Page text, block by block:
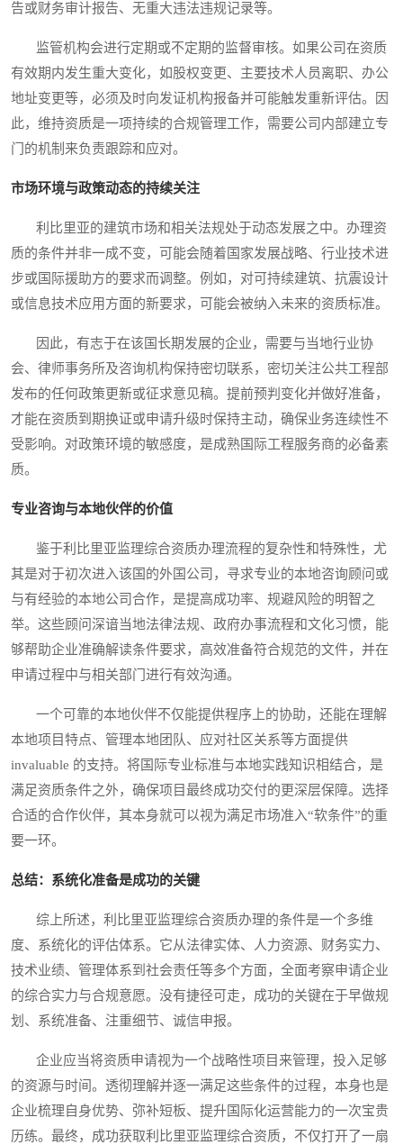
告或财务审计报告、无重大违法违规记录等。
监管机构会进行定期或不定期的监督审核。如果公司在资质
有效期内发生重大变化，如股权变更、主要技术人员离职、办公
地址变更等，必须及时向发证机构报备并可能触发重新评估。因
此，维持资质是一项持续的合规管理工作，需要公司内部建立专
门的机制来负责跟踪和应对。
市场环境与政策动态的持续关注
利比里亚的建筑市场和相关法规处于动态发展之中。办理资
质的条件并非一成不变，可能会随着国家发展战略、行业技术进
步或国际援助方的要求而调整。例如，对可持续建筑、抗震设计
或信息技术应用方面的新要求，可能会被纳入未来的资质标准。
因此，有志于在该国长期发展的企业，需要与当地行业协
会、律师事务所及咨询机构保持密切联系，密切关注公共工程部
发布的任何政策更新或征求意见稿。提前预判变化并做好准备，
才能在资质到期换证或申请升级时保持主动，确保业务连续性不
受影响。对政策环境的敏感度，是成熟国际工程服务商的必备素
质。
专业咨询与本地伙伴的价值
鉴于利比里亚监理综合资质办理流程的复杂性和特殊性，尤
其是对于初次进入该国的外国公司，寻求专业的本地咨询顾问或
与有经验的本地公司合作，是提高成功率、规避风险的明智之
举。这些顾问深谙当地法律法规、政府办事流程和文化习惯，能
够帮助企业准确解读条件要求，高效准备符合规范的文件，并在
申请过程中与相关部门进行有效沟通。
一个可靠的本地伙伴不仅能提供程序上的协助，还能在理解
本地项目特点、管理本地团队、应对社区关系等方面提供
invaluable 的支持。将国际专业标准与本地实践知识相结合，是
满足资质条件之外，确保项目最终成功交付的更深层保障。选择
合适的合作伙伴，其本身就可以视为满足市场准入“软条件”的重
要一环。
总结：系统化准备是成功的关键
综上所述，利比里亚监理综合资质办理的条件是一个多维
度、系统化的评估体系。它从法律实体、人力资源、财务实力、
技术业绩、管理体系到社会责任等多个方面，全面考察申请企业
的综合实力与合规意愿。没有捷径可走，成功的关键在于早做规
划、系统准备、注重细节、诚信申报。
企业应当将资质申请视为一个战略性项目来管理，投入足够
的资源与时间。透彻理解并逐一满足这些条件的过程，本身也是
企业梳理自身优势、弥补短板、提升国际化运营能力的一次宝贵
历练。最终，成功获取利比里亚监理综合资质，不仅打开了一扇